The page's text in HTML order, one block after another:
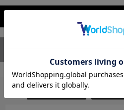
ユーザーレビュー（1）
絞り込み